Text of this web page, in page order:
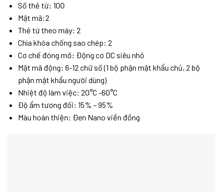
Số thẻ từ: 100
Mật mã:2
Thẻ từ theo máy: 2
Chìa khóa chống sao chép: 2
Cơ chế đóng mở: Động cơ DC siêu nhỏ
Mật mã động: 6-12 chữ số (1 bộ phận mật khẩu chủ, 2 bộ
phận mật khẩu người dùng)
Nhiệt độ làm việc: 20°C -60°C
Độ ẩm tương đối: 15% – 95%
Màu hoàn thiện: Đen Nano viền đồng